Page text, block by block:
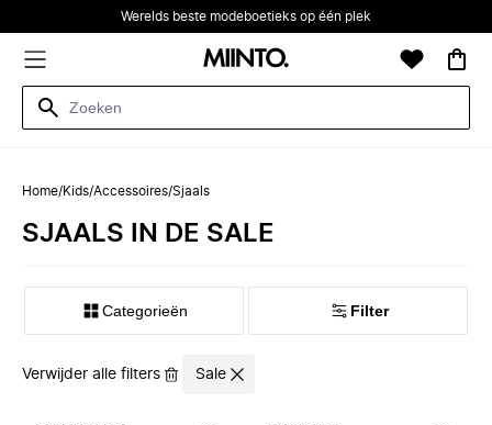
Werelds beste modeboetieks op één plek
Home/Kids/Accessoires/Sjaals
SJAALS IN DE SALE
Categorieën Filter
Verwijder alle filters Sale